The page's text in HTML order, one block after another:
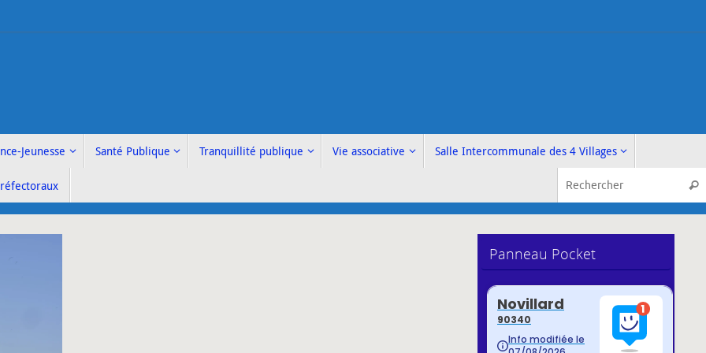
Jeunesse Santé Publique Tranquillité publique Vie associative Salle Intercommunale des 4 Villages
Panneau Pocket